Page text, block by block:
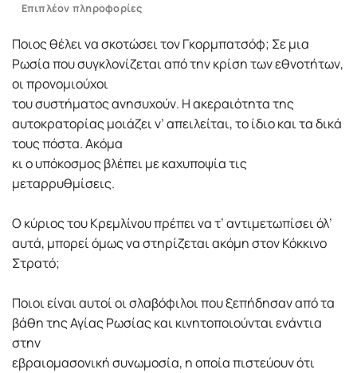
Επιπλέον πληροφορίες
Ποιος θέλει να σκοτώσει τον Γκορμπατσόφ; Σε μια
Ρωσία που συγκλονίζεται από την κρίση των εθνοτήτων,
οι προνομιούχοι
του συστήματος ανησυχούν. Η ακεραιότητα της
αυτοκρατορίας μοιάζει ν’ απειλείται, το ίδιο και τα δικά
τους πόστα. Ακόμα
κι ο υπόκοσμος βλέπει με καχυποψία τις
μεταρρυθμίσεις.
Ο κύριος του Κρεμλίνου πρέπει να τ’ αντιμετωπίσει όλ’
αυτά, μπορεί όμως να στηρίζεται ακόμη στον Κόκκινο
Στρατό;
Ποιοι είναι αυτοί οι σλαβόφιλοι που ξεπήδησαν από τα
βάθη της Αγίας Ρωσίας και κινητοποιούνται ενάντια
στην
εβραιομασονική συνωμοσία, η οποία πιστεύουν ότι